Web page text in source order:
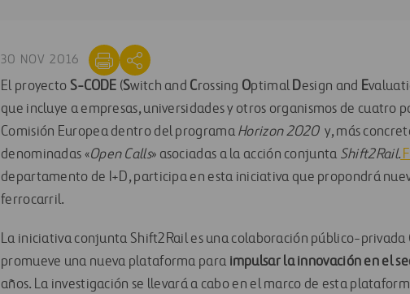
30 NOV 2016
El proyecto S-CODE (Switch and Crossing OptimalDesign and E
que incluye a empresas, universidades y otros organismos de cuatro
Comisión Europea dentro del programa Horizon 2020y, más
denominadas «Open Calls» asociadas a la acción conjunta Shift2Rail.
departamento de I+D, participa en esta iniciativa que propondrá
ferrocarril.
La iniciativa conjunta Shift2Rail es una colaboración público-privada
promueve una nueva plataforma para impulsar la innovación en el
años. La investigación se llevará a cabo en el marco de esta